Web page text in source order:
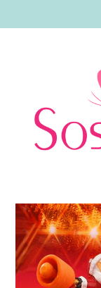
SO EN FORME
SO IN LOVE
SO HIGH-TECH
SO PRATIQUE